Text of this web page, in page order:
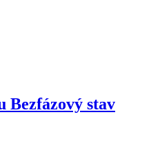
Bezfázový stav